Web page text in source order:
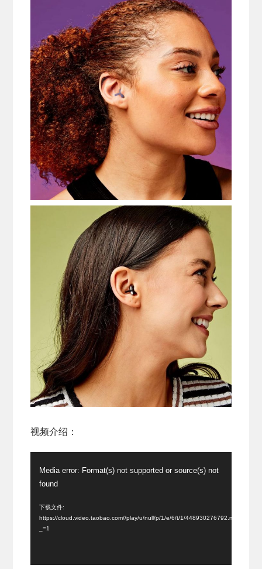
视频介绍：
放
Media error: Format(s) not supported or source(s) not
found
下载文件:
https://cloud.video.taobao.com//play/u/null/p/1/e/6/t/1/448930276792.mp4?
_=1